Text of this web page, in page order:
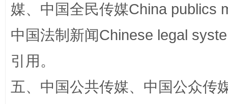
国家大学科技园优化重塑工作
媒、中国全民传媒China publics
中国法制新闻Chinese legal
引用。
五、中国公共传媒、中国公众传